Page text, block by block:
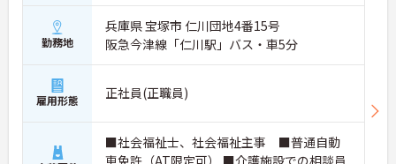
勤務地
兵庫県 宝塚市 仁川団地4番15号
阪急今津線「仁川駅」バス・車5分
雇用形態 正社員(正職員)
■社会福祉士、社会福祉主事 ■普通自動
車免許（AT限定可） ■介護施設での相談員